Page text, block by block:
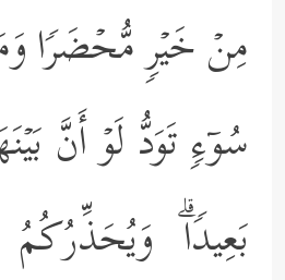
مِنۡ خَیۡرࣲ مُّحۡضَرࣰا
سُوۤءࣲ تَوَدُّ لَوۡ أَنَّ
بَعِیدࣰاۗ